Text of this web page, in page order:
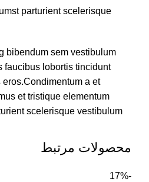
parturient scelerisque
bibendum sem vestibulum
faucibus lobortis tincidunt
a et
et tristique elementum
scelerisque vestibulum
محصولات مرتبط
-17%